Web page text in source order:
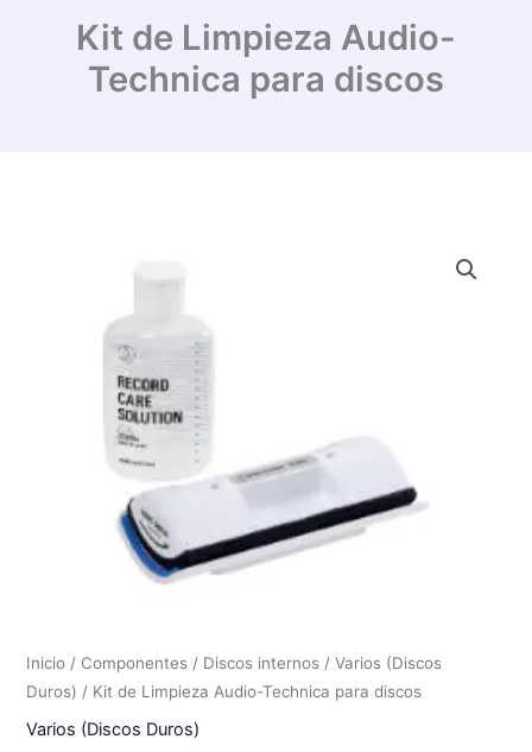
Kit de Limpieza Audio-
Technica para discos
Inicio / Componentes / Discos internos /Varios (Discos
Duros) / Kit de Limpieza Audio-Technica para discos
Varios (Discos Duros)